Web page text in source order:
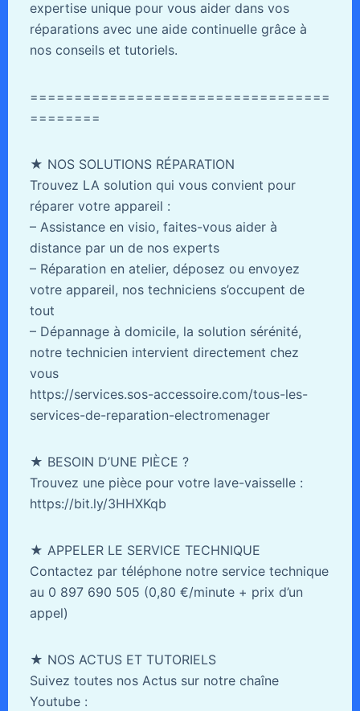
expertise unique pour vous aider dans vos
réparations avec une aide continuelle grâce à
nos conseils et tutoriels.
==================================
========
★ NOS SOLUTIONS RÉPARATION
Trouvez LA solution qui vous convient pour
réparer votre appareil :
– Assistance en visio, faites-vous aider à
distance par un de nos experts
– Réparation en atelier, déposez ou envoyez
votre appareil, nos techniciens s’occupent de
tout
– Dépannage à domicile, la solution sérénité,
notre technicien intervient directement chez
vous
https://services.sos-accessoire.com/tous-les-
services-de-reparation-electromenager
★ BESOIN D’UNE PIЀCE ?
Trouvez une pièce pour votre lave-vaisselle :
https://bit.ly/3HHXKqb
★ APPELER LE SERVICE TECHNIQUE
Contactez par téléphone notre service technique
au 0 897 690 505 (0,80 €/minute + prix d’un
appel)
★ NOS ACTUS ET TUTORIELS
Suivez toutes nos Actus sur notre chaîne
Youtube :